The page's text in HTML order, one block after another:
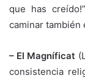
que has
caminar también
– El Magníficat
consistencia